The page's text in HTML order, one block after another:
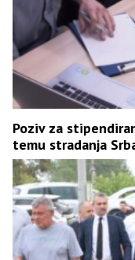
Poziv za
temu stradanja